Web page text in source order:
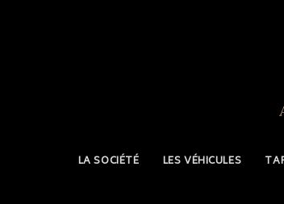
LA SOCIÉTÉ LES VÉHICULES